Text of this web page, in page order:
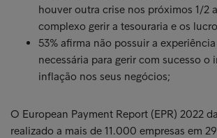
houver outra crise nos próximos 1/2
complexo gerir a tesouraria e os
53% afirma não possuir a
necessária para gerir com sucesso o
inflação nos seus negócios;
O European Payment Report (EPR) 2022
realizado a mais de 11.000 empresas em